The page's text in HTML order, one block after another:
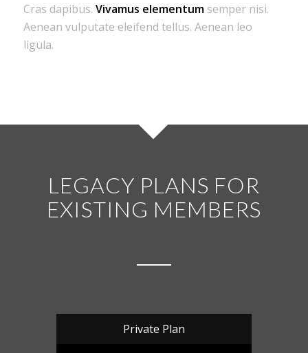
Cras dapibus. Vivamus elementumsemper nisi.
Aenean vulputate eleifend tellus. Aenean leo
ligula.
LEGACY PLANS FOR
EXISTING MEMBERS
Private Plan